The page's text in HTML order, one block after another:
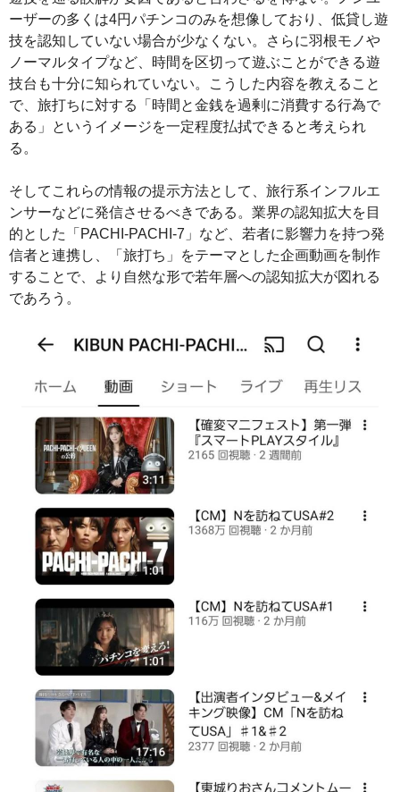
ーザーの多くは4円パチンコのみを想像しており、低貸し遊
技を認知していない場合が少なくない。さらに羽根モノや
ノーマルタイプなど、時間を区切って遊ぶことができる遊
技台も十分に知られていない。こうした内容を教えること
で、旅打ちに対する「時間と金銭を過剰に消費する行為で
ある」というイメージを一定程度払拭できると考えられ
る。
そしてこれらの情報の提示方法として、旅行系インフルエ
ンサーなどに発信させるべきである。業界の認知拡大を目
的とした「PACHI-PACHI-7」など、若者に影響力を持つ発
信者と連携し、「旅打ち」をテーマとした企画動画を制作
することで、より自然な形で若年層への認知拡大が図れる
であろう。